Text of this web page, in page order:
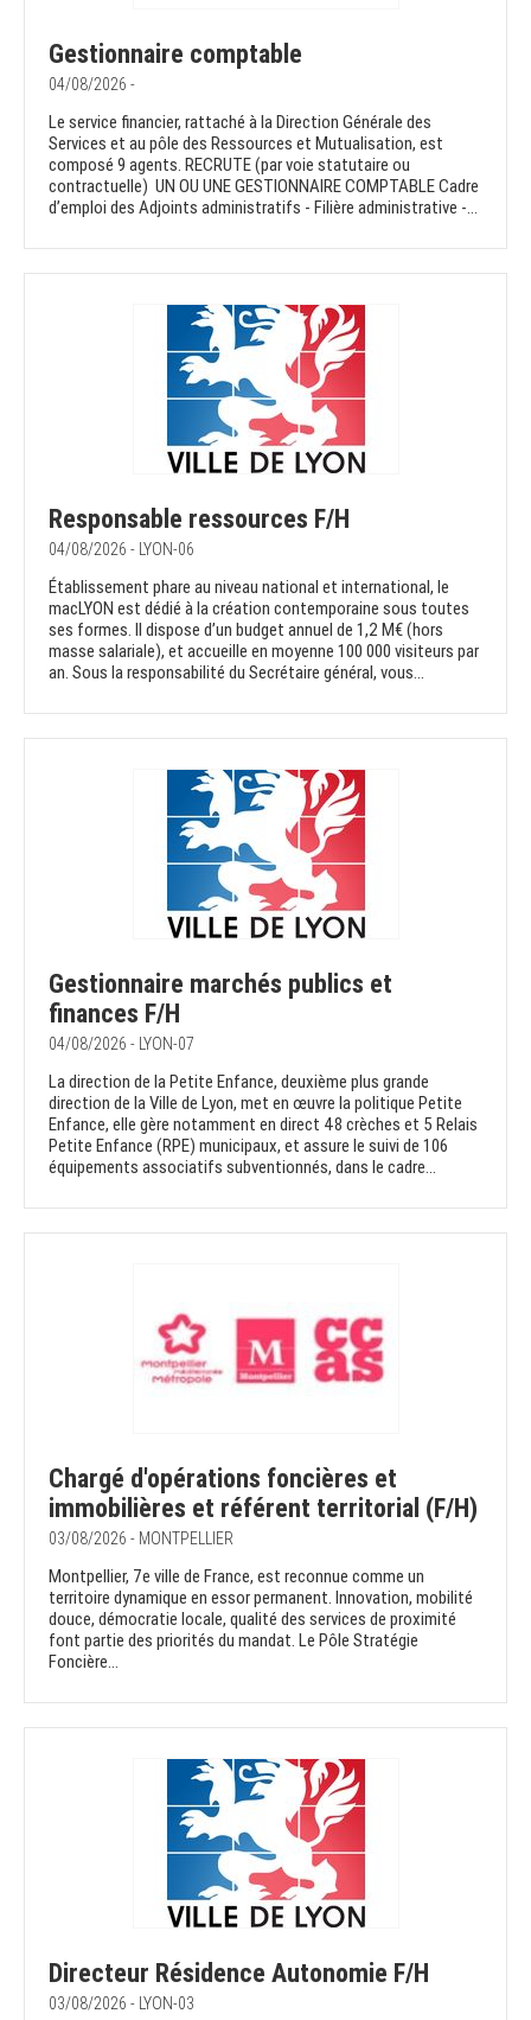
Gestionnaire comptable
04/08/2026 -
Le service financier, rattaché à la Direction Générale des
Services et au pôle des Ressources et Mutualisation, est
composé 9 agents. RECRUTE (par voie statutaire ou
contractuelle) UN OU UNE GESTIONNAIRE COMPTABLE Cadre
d’emploi des Adjoints administratifs - Filière administrative -...
Responsable ressources F/H
04/08/2026 - LYON-06
Établissement phare au niveau national et international, le
macLYON est dédié à la création contemporaine sous toutes
ses formes. Il dispose d’un budget annuel de 1,2 M€ (hors
masse salariale), et accueille en moyenne 100 000 visiteurs par
an. Sous la responsabilité du Secrétaire général, vous...
Gestionnaire marchés publics et
finances F/H
04/08/2026 - LYON-07
La direction de la Petite Enfance, deuxième plus grande
direction de la Ville de Lyon, met en œuvre la politique Petite
Enfance, elle gère notamment en direct 48 crèches et 5 Relais
Petite Enfance (RPE) municipaux, et assure le suivi de 106
équipements associatifs subventionnés, dans le cadre...
Chargé d'opérations foncières et
immobilières et référent territorial (F/H)
03/08/2026 - MONTPELLIER
Montpellier, 7e ville de France, est reconnue comme un
territoire dynamique en essor permanent. Innovation, mobilité
douce, démocratie locale, qualité des services de proximité
font partie des priorités du mandat. Le Pôle Stratégie
Foncière...
Directeur Résidence Autonomie F/H
03/08/2026 - LYON-03